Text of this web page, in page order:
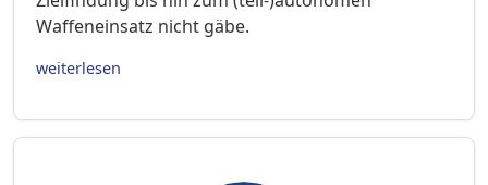
Waffeneinsatz nicht gäbe.
weiterlesen